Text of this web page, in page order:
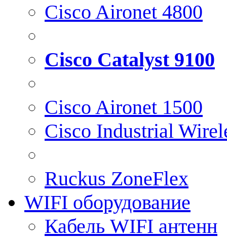
Cisco Aironet 4800
Cisco Catalyst 9100
Cisco Aironet 1500
Cisco Industrial
Ruckus ZoneFlex
WIFI оборудование
Кабель WIFI антенн